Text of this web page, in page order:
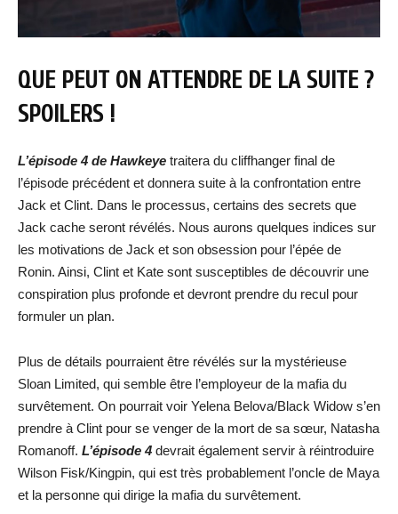
QUE PEUT ON ATTENDRE DE LA SUITE ?
SPOILERS !
L’épisode 4 de Hawkeye traitera du cliffhanger final de
l’épisode précédent et donnera suite à la confrontation entre
Jack et Clint. Dans le processus, certains des secrets que
Jack cache seront révélés. Nous aurons quelques indices sur
les motivations de Jack et son obsession pour l’épée de
Ronin. Ainsi, Clint et Kate sont susceptibles de découvrir une
conspiration plus profonde et devront prendre du recul pour
formuler un plan.
Plus de détails pourraient être révélés sur la mystérieuse
Sloan Limited, qui semble être l’employeur de la mafia du
survêtement. On pourrait voir Yelena Belova/Black Widow s’en
prendre à Clint pour se venger de la mort de sa sœur, Natasha
Romanoff. L’épisode 4 devrait également servir à réintroduire
Wilson Fisk/Kingpin, qui est très probablement l’oncle de Maya
et la personne qui dirige la mafia du survêtement.